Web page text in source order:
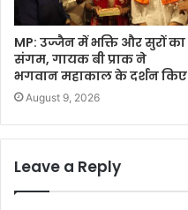
MP: उज्जैन में भक्ति और सुरों का
संगम, गायक बी प्राक ने
भगवान महाकाल के दर्शन किए
August 9, 2026
Leave a Reply